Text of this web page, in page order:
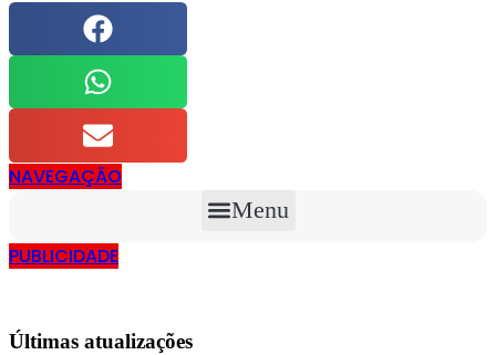
NAVEGAÇÃO
Menu
PUBLICIDADE
Últimas atualizações